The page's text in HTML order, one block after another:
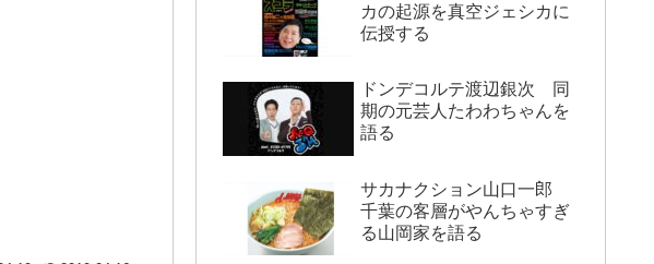
カの起源を真空ジェシカに
伝授する
ドンデコルテ渡辺銀次 同
期の元芸人たわわちゃんを
語る
サカナクション山口一郎
千葉の客層がやんちゃすぎ
る山岡家を語る